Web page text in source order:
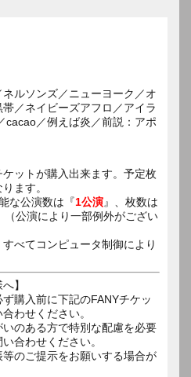
ルソンズ／ニューヨーク／オ
／ネイビーズアフロ／アイラ
cacao／例えば炎／前説：アポ
ケットが購入出来ます。予定枚
ます。
な公演数は『1公演』、枚数は
（公演により一部例外がござい
べてコンピュータ制御により
】
購入前に下記のFANYチケッ
わせください。
のある方で特別な配慮を必要
合わせください。
のご提示をお願いする場合が